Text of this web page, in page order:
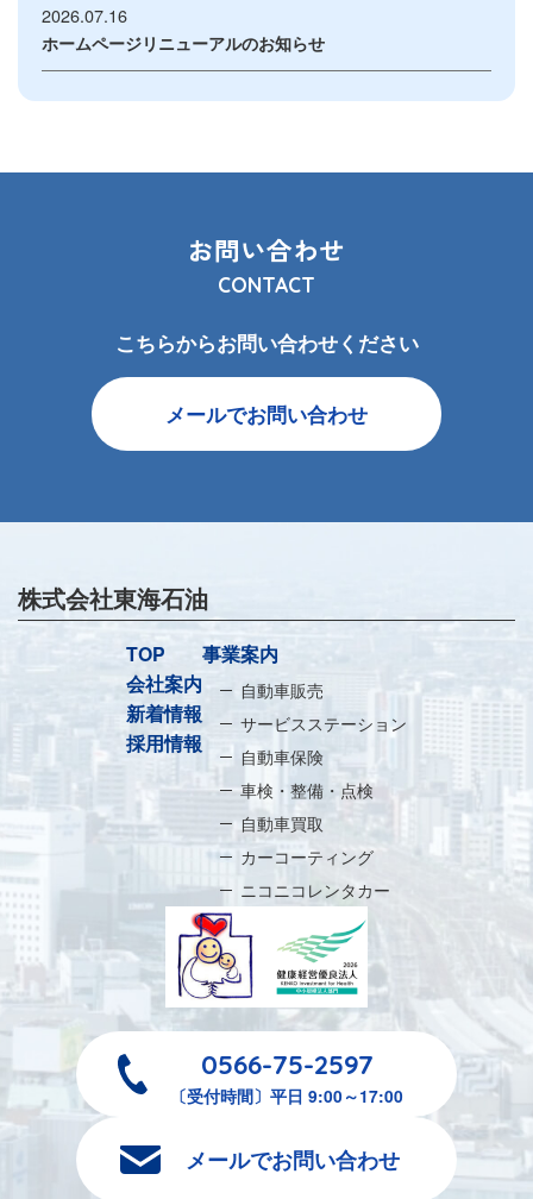
2026.07.16
ホームページリニューアルのお知らせ
お問い合わせ
CONTACT
こちらからお問い合わせください
メールでお問い合わせ
株式会社東海石油
TOP
会社案内
新着情報
採用情報
事業案内
自動車販売
サービスステーション
自動車保険
車検・整備・点検
自動車買取
カーコーティング
ニコニコレンタカー
0566-75-2597
〔受付時間〕平日 9:00～17:00
メールでお問い合わせ